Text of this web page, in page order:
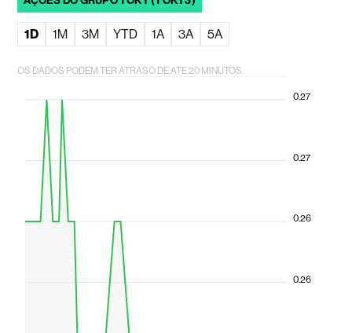
1D 1M 3M YTD 1A 3A 5A
OS DADOS PODEM TER ATRASO DE ATE 20 MINUTOS.
0.26
0.26
0.27
0.27